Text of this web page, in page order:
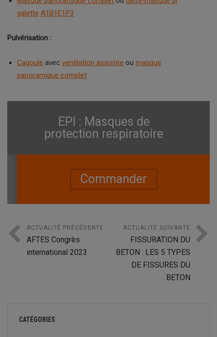
galette A1B1E1P3
Pulvérisation :
Cagoule avec ventilation assistée ou masque
panoramique complet
EPI : Masques de
protection respiratoire
Commander
ACTUALITÉ PRÉCÉDENTE
AFTES Congrès
international 2023
ACTUALITÉ SUIVANTE
FISSURATION DU
BETON : LES 5 TYPES
DE FISSURES DU
BETON
CATÉGORIES